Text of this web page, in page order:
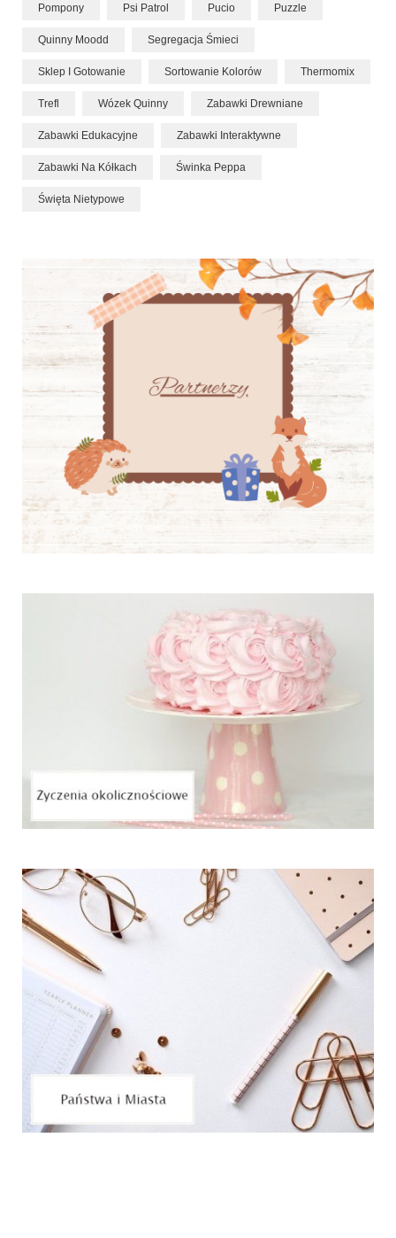
Pompony Psi Patrol Pucio Puzzle
Quinny Moodd Segregacja Śmieci
Sklep I Gotowanie Sortowanie Kolorów Thermomix
Trefl Wózek Quinny Zabawki Drewniane
Zabawki Edukacyjne Zabawki Interaktywne
Zabawki Na Kółkach Świnka Peppa
Święta Nietypowe